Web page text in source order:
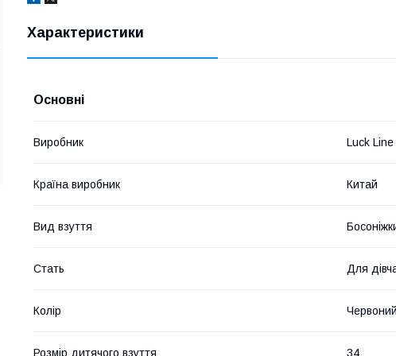
Характеристики
Основні
Виробник Luck Line
Країна виробник Китай
Вид взуття
Стать Для
Колір Червоний
Розмір дитячого взуття 34